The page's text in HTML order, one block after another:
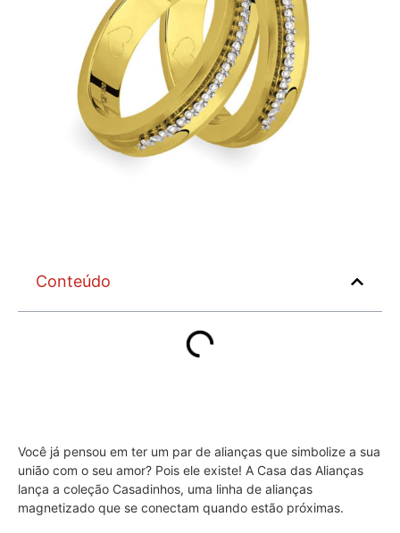
Conteúdo
Você já pensou em ter um par de alianças que simbolize a sua
união com o seu amor? Pois ele existe! A Casa das Alianças
lança a coleção Casadinhos, uma linha de alianças
magnetizado que se conectam quando estão próximas.